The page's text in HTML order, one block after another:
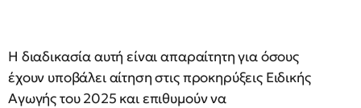
Η διαδικασία αυτή είναι απαραίτητη για όσους
έχουν υποβάλει αίτηση στις προκηρύξεις Ειδικής
Αγωγής του 2025 και επιθυμούν να